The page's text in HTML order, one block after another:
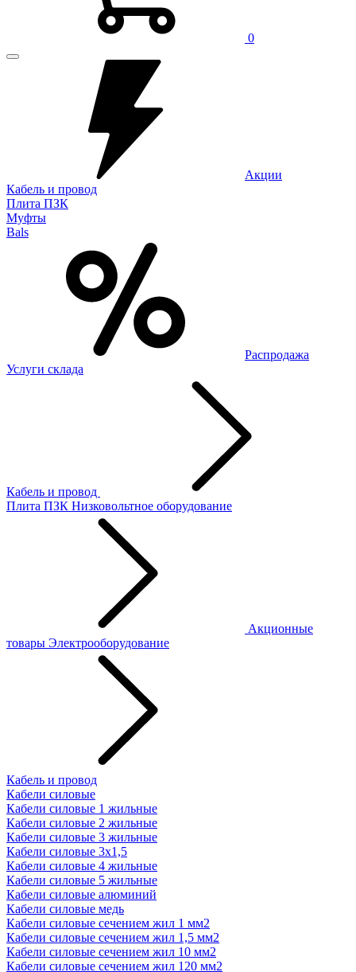
0
Акции
Кабель и провод
Плита ПЗК
Муфты
Bals
Распродажа
Услуги склада
Кабель и провод
Плита ПЗК Низковольтное оборудование
Акционные
товары Электрооборудование
Кабель и провод
Кабели силовые
Кабели силовые 1 жильные
Кабели силовые 2 жильные
Кабели силовые 3 жильные
Кабели силовые 3х1,5
Кабели силовые 4 жильные
Кабели силовые 5 жильные
Кабели силовые алюминий
Кабели силовые медь
Кабели силовые сечением жил 1 мм2
Кабели силовые сечением жил 1,5 мм2
Кабели силовые сечением жил 10 мм2
Кабели силовые сечением жил 120 мм2